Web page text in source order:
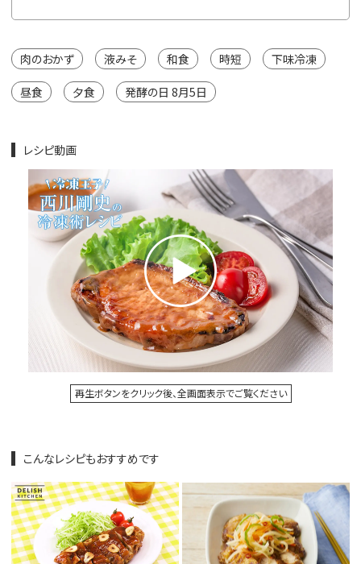
肉のおかず 液みそ 和食 時短 下味冷凍
昼食 夕食 発酵の日 8月5日
レシピ動画
再生ボタンをクリック後、全画面表示でご覧ください
こんなレシピもおすすめです